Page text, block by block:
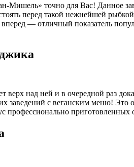
точно для Вас! Данное
перед такой нежнейшей
— отличный показатель
над ней и в очередной раз
с веганским меню! Это
профессионально приготовленных